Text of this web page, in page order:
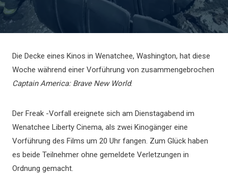
Die Decke eines Kinos in Wenatchee, Washington, hat diese
Woche während einer Vorführung von zusammengebrochen
Captain America: Brave New World.
Der Freak -Vorfall ereignete sich am Dienstagabend im
Wenatchee Liberty Cinema, als zwei Kinogänger eine
Vorführung des Films um 20 Uhr fangen. Zum Glück haben
es beide Teilnehmer ohne gemeldete Verletzungen in
Ordnung gemacht.